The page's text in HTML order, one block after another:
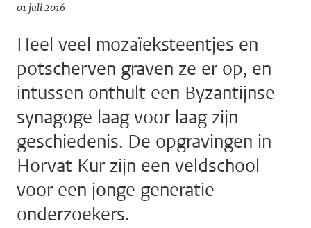
01 juli 2016
Heel veel mozaïeksteentjes en
potscherven graven ze er op, en
intussen onthult een Byzantijnse
synagoge laag voor laag zijn
geschiedenis. De opgravingen in
Horvat Kur zijn een veldschool
voor een jonge generatie
onderzoekers.